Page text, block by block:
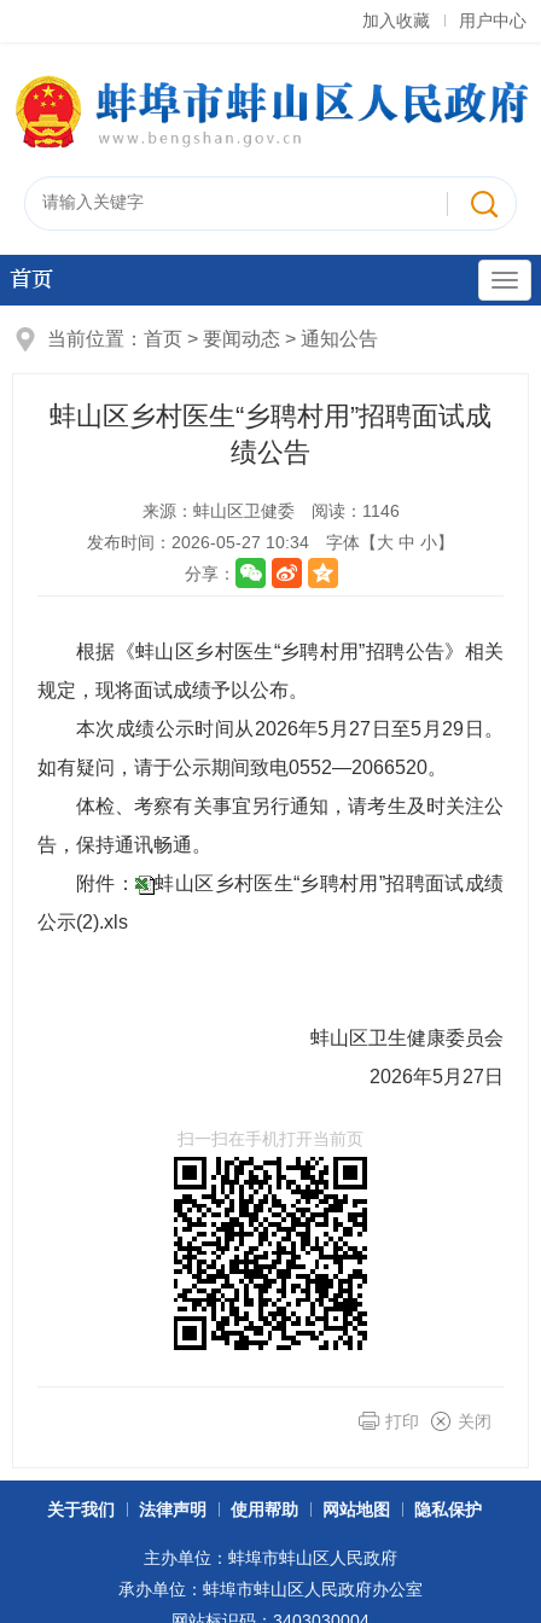
加入收藏 用户中心
首页
当前位置： 首页 > 要闻动态 > 通知公告
蚌山区乡村医生“乡聘村用”招聘面试成
绩公告
来源：蚌山区卫健委 阅读： 1146
发布时间：2026-05-27 10:34
字体【大 中 小】
分享：
根据《蚌山区乡村医生“乡聘村用”招聘公告》相关
规定，现将面试成绩予以公布。
本次成绩公示时间从2026年5月27日至5月29日。
如有疑问，请于公示期间致电0552—2066520。
体检、考察有关事宜另行通知，请考生及时关注公
告，保持通讯畅通。
附件：
蚌山区乡村医生“乡聘村用”招聘面试成绩
公示(2).xls
蚌山区卫生健康委员会
2026年5月27日
扫一扫在手机打开当前页
打印 关闭
关于我们 法律声明 使用帮助 网站地图 隐私保护
主办单位：蚌埠市蚌山区人民政府
承办单位：蚌埠市蚌山区人民政府办公室